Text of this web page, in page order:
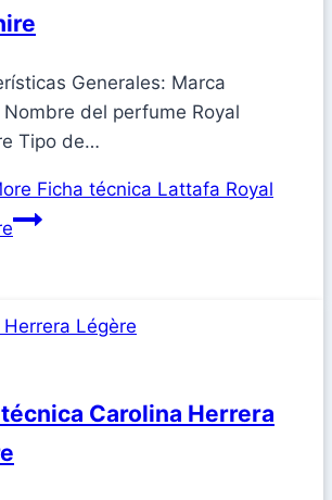
Generales: Marca
del perfume Royal
Tipo de…
Ficha técnica Lattafa Royal
Carolina Herrera